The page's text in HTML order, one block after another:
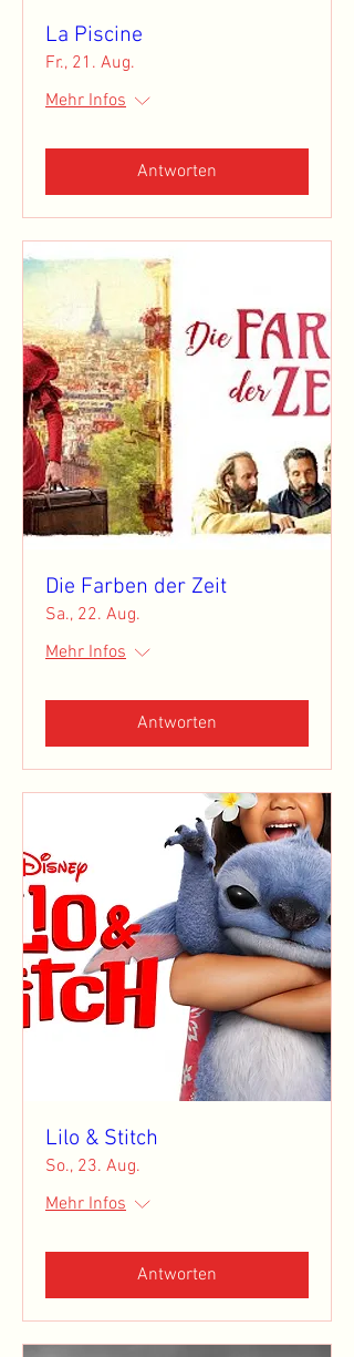
La Piscine
Fr., 21. Aug.
Mehr Infos
Antworten
Die Farben der Zeit
Sa., 22. Aug.
Mehr Infos
Antworten
Lilo & Stitch
So., 23. Aug.
Mehr Infos
Antworten